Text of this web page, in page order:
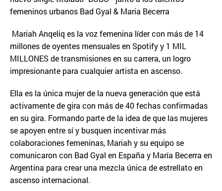
femeninos urbanos Bad Gyal & Maria Becerra
Mariah Anqeliq es la voz femenina líder con más de 14
millones de oyentes mensuales en Spotify y 1 MIL
MILLONES de transmisiones en su carrera, un logro
impresionante para cualquier artista en ascenso.
Ella es la única mujer de la nueva generación que está
activamente de gira con más de 40 fechas confirmadas
en su gira. Formando parte de la idea de que las mujeres
se apoyen entre sí y busquen incentivar más
colaboraciones femeninas, Mariah y su equipo se
comunicaron con Bad Gyal en España y María Becerra en
Argentina para crear una mezcla única de estrellato en
ascenso internacional.